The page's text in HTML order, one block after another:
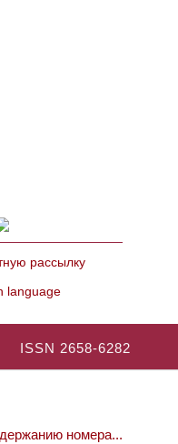
рассылку
language
ISSN 2658-6282
номера...